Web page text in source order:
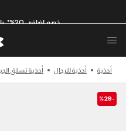
أحذية أحذية للرجال أحذية تسلق
-%29